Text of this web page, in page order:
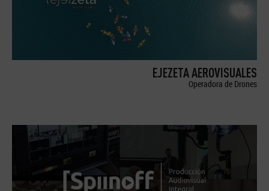
EJEZETA AEROVISUALES
Operadora de Drones